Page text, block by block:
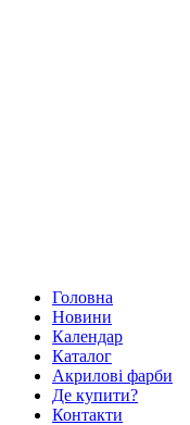
Головна
Новини
Календар
Каталог
Акрилові фарби
Де купити?
Контакти